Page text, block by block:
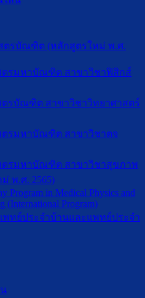
ตรบัณฑิต (หลักสูตรใหม่ พ.ศ.
ตรมหาบัณฑิต สาขาวิชาฟิสิกส์
รบัณฑิต สาขาวิชาวิทยาศาสตร์
ตรมหาบัณฑิต สาขาวิชาตจ
ตรมหาบัณฑิต สาขาวิชาสุขภาพ
พ.ศ. 2565)
Program in Medical Physics and
(International Program)
ทย์ประจำบ้านและแพทย์ประจำ